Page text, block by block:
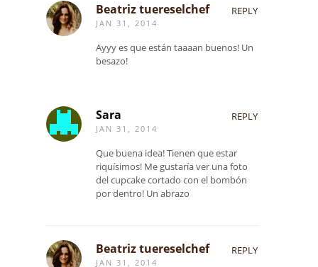
Beatriz tuereselchef
JAN 31, 2014
REPLY
Ayyy es que están taaaan buenos! Un
besazo!
Sara
JAN 31, 2014
REPLY
Que buena idea! Tienen que estar
riquísimos! Me gustaría ver una foto
del cupcake cortado con el bombón
por dentro! Un abrazo
Beatriz tuereselchef
JAN 31, 2014
REPLY